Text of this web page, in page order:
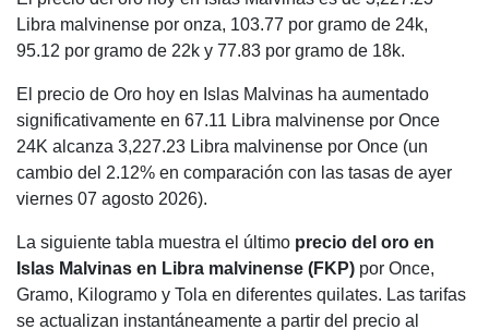
Libra malvinense por onza, 103.77 por gramo de 24k,
95.12 por gramo de 22k y 77.83 por gramo de 18k.
El precio de Oro hoy en Islas Malvinas ha aumentado
significativamente en 67.11 Libra malvinense por Once
24K alcanza 3,227.23 Libra malvinense por Once (un
cambio del 2.12% en comparación con las tasas de ayer
viernes 07 agosto 2026).
La siguiente tabla muestra el último precio del oro en
Islas Malvinas en Libra malvinense (FKP) por Once,
Gramo, Kilogramo y Tola en diferentes quilates. Las tarifas
se actualizan instantáneamente a partir del precio al